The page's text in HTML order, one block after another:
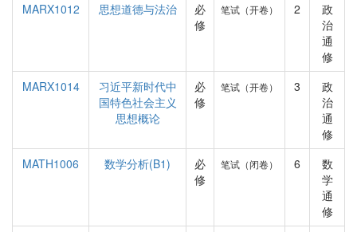
MARX1012
思想道德与法治
必
修
笔试（开卷） 2
政
治
通
修
MARX1014
习近平新时代中
国特色社会主义
思想概论
必
修
笔试（开卷） 3
政
治
通
修
MATH1006
数学分析(B1)
必
修
笔试（闭卷） 6
数
学
通
修